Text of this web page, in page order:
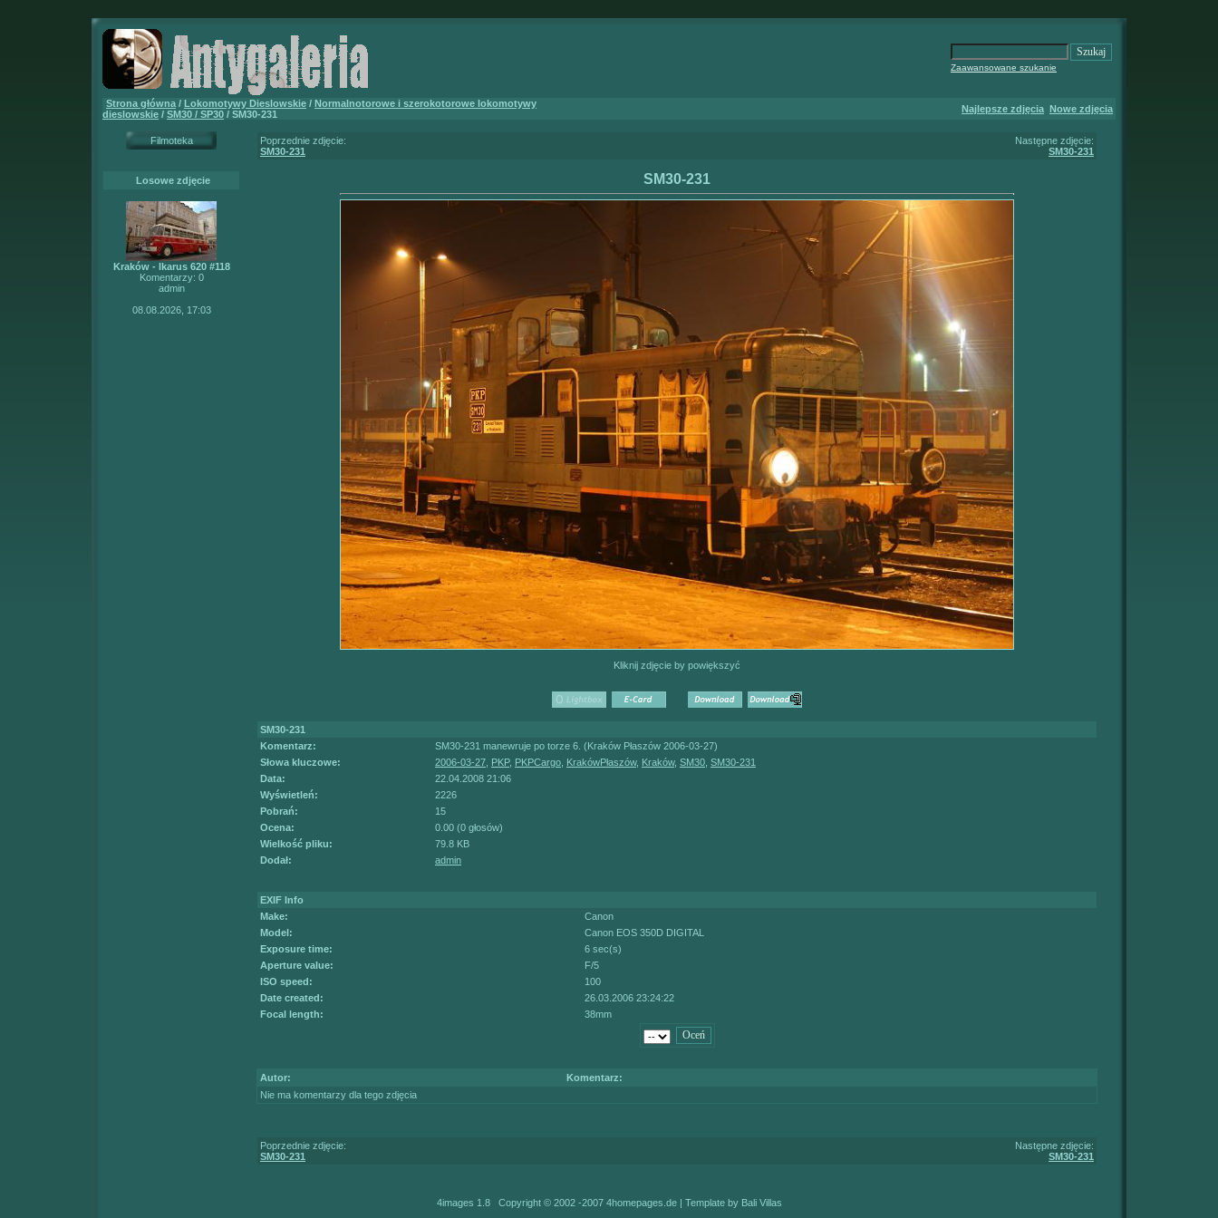
Zaawansowane szukanie
Strona główna / Lokomotywy Dieslowskie / Normalnotorowe i szerokotorowe lokomotywy
dieslowskie / SM30 / SP30 / SM30-231 Najlepsze zdjęcia Nowe zdjęcia
Filmoteka
Losowe zdjęcie
Kraków - Ikarus 620 #118
Komentarzy: 0
admin
08.08.2026, 17:03
Poprzednie zdjęcie:
SM30-231
Następne zdjęcie:
SM30-231
SM30-231
Kliknij zdjęcie by powiększyć
SM30-231
Komentarz:
SM30-231 manewruje po torze 6. (Kraków Płaszów 2006-03-27)
Słowa kluczowe:
2006-03-27 PKP, PKPCargo KrakówPłaszów, Kraków, SM30 SM30-231
Data:
22.04.2008 21:06
Wyświetleń:
2226
Pobrań:
15
Ocena:
0.00 (0 głosów)
Wielkość pliku:
79.8 KB
Dodał:
admin
EXIF Info
Make:
Canon
Model:
Canon EOS 350D DIGITAL
Exposure time:
6 sec(s)
Aperture value:
F/5
ISO speed:
100
Date created:
26.03.2006 23:24:22
Focal length:
38mm
Autor:
Komentarz:
Nie ma komentarzy dla tego zdjęcia
Poprzednie zdjęcie:
SM30-231
Następne zdjęcie:
SM30-231
4images 1.8 Copyright © 2002 -2007 4homepages.de| Template by Bali Villas